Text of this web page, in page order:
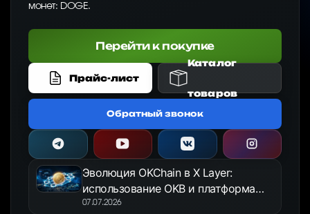
монет: DOGE.
Перейти к покупке
Прайс-лист
Каталог
товаров
Обратный звонок
Эволюция OKChain в X Layer:
использование OKB и платформа
OKX Jumpstart в 2026 году
07.07.2026